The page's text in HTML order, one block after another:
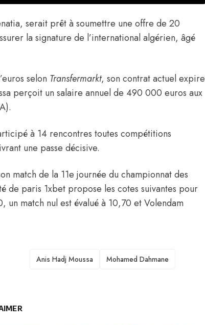
serait prêt à soumettre une offre de 20
la signature de l’international algérien, âgé
selon Transfermarkt, son contrat actuel expire
perçoit un salaire annuel de 490 000 euros aux
.
à 14 rencontres toutes compétitions
une passe décisive.
match de la 11e journée du championnat des
de paris 1xbet propose les cotes suivantes pour
un match nul est évalué à 10,70 et Volendam
TAGS
Anis Hadj Moussa Mohamed Dahmane